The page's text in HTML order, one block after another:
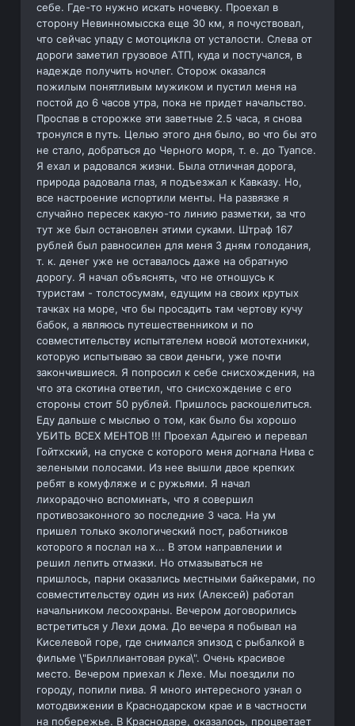
себе. Где-то нужно искать ночевку. Проехал в
сторону Невинномысска еще 30 км, я почуствовал,
что сейчас упаду с мотоцикла от усталости. Слева от
дороги заметил грузовое АТП, куда и постучался, в
надежде получить ночлег. Сторож оказался
пожилым понятливым мужиком и пустил меня на
постой до 6 часов утра, пока не придет начальство.
Проспав в сторожке эти заветные 2.5 часа, я снова
тронулся в путь. Целью этого дня было, во что бы это
не стало, добраться до Черного моря, т. е. до Туапсе.
Я ехал и радовался жизни. Была отличная дорога,
природа радовала глаз, я подъезжал к Кавказу. Но,
все настроение испортили менты. На развязке я
случайно пересек какую-то линию разметки, за что
тут же был остановлен этими суками. Штраф 167
рублей был равносилен для меня 3 дням голодания,
т. к. денег уже не оставалось даже на обратную
дорогу. Я начал объяснять, что не отношусь к
туристам - толстосумам, едущим на своих крутых
тачках на море, что бы просадить там чертову кучу
бабок, а являюсь путешественником и по
совместительству испытателем новой мототехники,
которую испытываю за свои деньги, уже почти
закончившиеся. Я попросил к себе снисхождения, на
что эта скотина ответил, что снисхождение с его
стороны стоит 50 рублей. Пришлось раскошелиться.
Еду дальше с мыслью о том, как было бы хорошо
УБИТЬ ВСЕХ МЕНТОВ !!! Проехал Адыгею и перевал
Гойтхский, на спуске с которого меня догнала Нива с
зелеными полосами. Из нее вышли двое крепких
ребят в комуфляже и с ружьями. Я начал
лихорадочно вспоминать, что я совершил
противозаконного зо последние 3 часа. На ум
пришел только экологический пост, работников
которого я послал на х... В этом направлении и
решил лепить отмазки. Но отмазываться не
пришлось, парни оказались местными байкерами, по
совместительству один из них (Алексей) работал
начальником лесоохраны. Вечером договорились
встретиться у Лехи дома. До вечера я побывал на
Киселевой горе, где снимался эпизод с рыбалкой в
фильме \"Бриллиантовая рука\". Очень красивое
место. Вечером приехал к Лехе. Мы поездили по
городу, попили пива. Я много интересного узнал о
мотодвижении в Краснодарском крае и в частности
на побережье. В Краснодаре, оказалось, процветает